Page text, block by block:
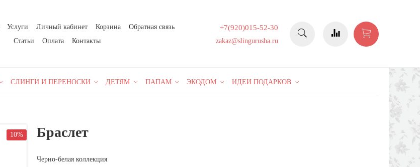
Услуги Личный кабинет Корзина
Обратная связь
Статьи
Оплата Контакты
+7(920)015-52-30
zakaz@slingurusha.ru
СЛИНГИ И ПЕРЕНОСКИ ДЕТЯМ ПАПАМ ЭКОДОМ ИДЕИ ПОДАРКОВ
10% Браслет
Черно-белая коллекция